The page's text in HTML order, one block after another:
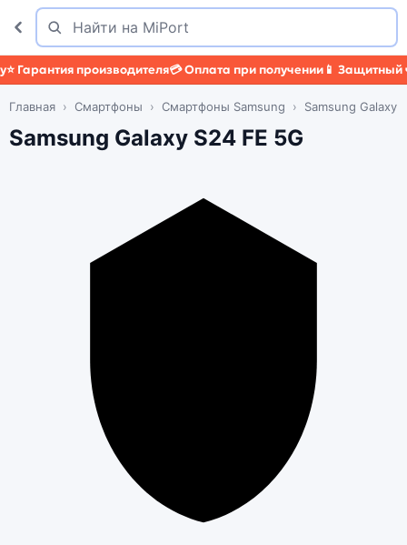
Поиск
Найти
производителя💳 Оплата при получении📱 Защитный
Главная Смартфоны Смартфоны Samsung Samsung Galaxy
Samsung Galaxy S24 FE 5G